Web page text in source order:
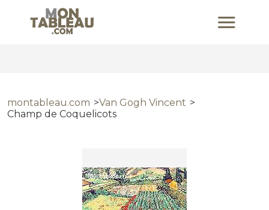
montableau.com
Van Gogh Vincent
Champ de Coquelicots